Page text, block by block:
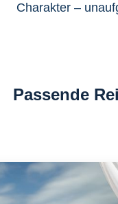
Charakter –
Passende